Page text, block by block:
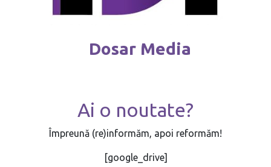
Dosar Media
Ai o noutate?
Împreună (re)informăm, apoi reformăm!
[google_drive]